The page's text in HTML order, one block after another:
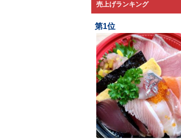
売上げランキング